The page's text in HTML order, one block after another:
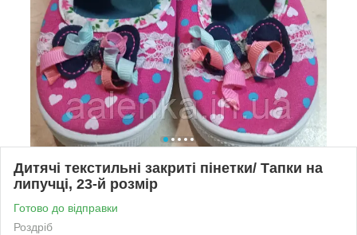
Дитячі текстильні закриті пінетки/ Тапки на
липучці, 23-й розмір
Готово до відправки
Роздріб